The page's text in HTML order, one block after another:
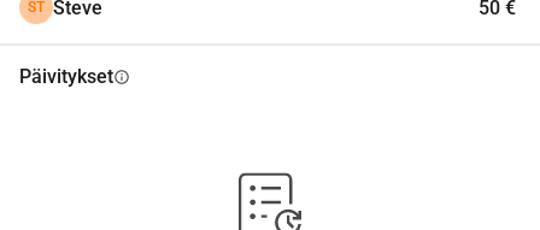
ST Steve 50 €
Päivityksetinfo